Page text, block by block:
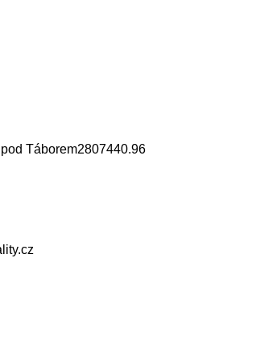
Táborem2807440.96